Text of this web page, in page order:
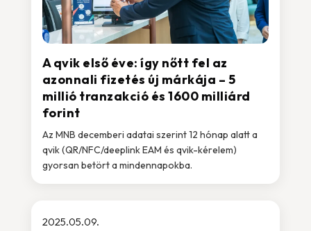
A qvik első éve: így nőtt fel az
azonnali fizetés új márkája – 5
millió tranzakció és 1600 milliárd
forint
Az MNB decemberi adatai szerint 12 hónap alatt a
qvik (QR/NFC/deeplink EAM és qvik-kérelem)
gyorsan betört a mindennapokba.
2025.05.09.